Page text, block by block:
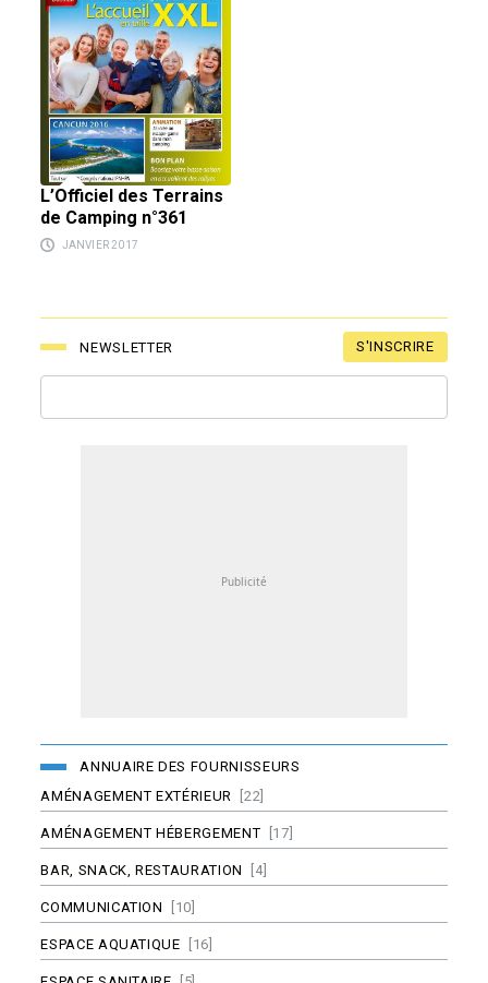
L’Officiel des Terrains
de Camping n°361
JANVIER 2017
NEWSLETTER S'INSCRIRE
ANNUAIRE DES FOURNISSEURS
AMÉNAGEMENT EXTÉRIEUR [22]
AMÉNAGEMENT HÉBERGEMENT [17]
BAR, SNACK, RESTAURATION [4]
COMMUNICATION [10]
ESPACE AQUATIQUE [16]